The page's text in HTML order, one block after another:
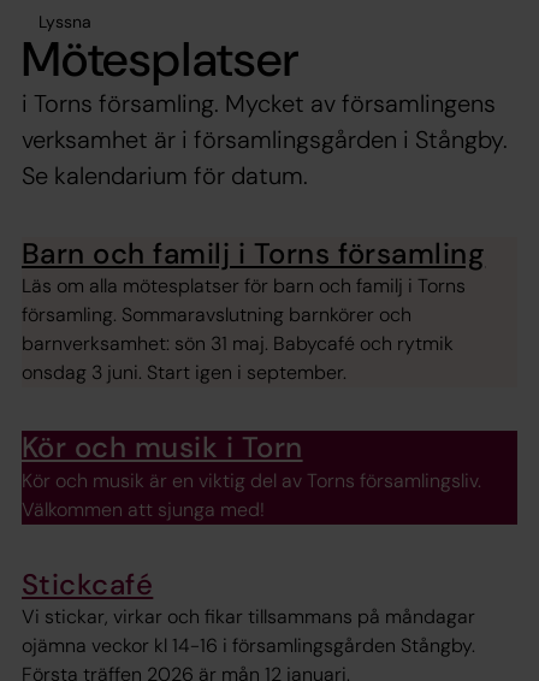
Lyssna
Mötesplatser
i Torns församling. Mycket av församlingens
verksamhet är i församlingsgården i Stångby.
Se kalendarium för datum.
Barn och familj i Torns församling
Läs om alla mötesplatser för barn och familj i Torns
församling. Sommaravslutning barnkörer och
barnverksamhet: sön 31 maj. Babycafé och rytmik
onsdag 3 juni. Start igen i september.
Kör och musik i Torn
Kör och musik är en viktig del av Torns församlingsliv.
Välkommen att sjunga med!
Stickcafé
Vi stickar, virkar och fikar tillsammans på måndagar
ojämna veckor kl 14-16 i församlingsgården Stångby.
Första träffen 2026 är mån 12 januari.